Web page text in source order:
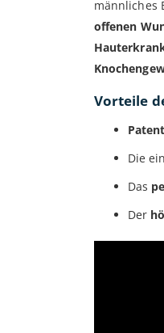
männliches
offenen
Vorteile
Die
Das
Der